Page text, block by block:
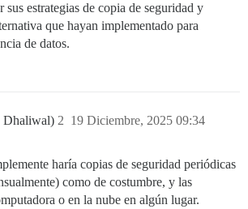
sus estrategias de copia de seguridad y
que hayan implementado para
de datos.
Dhaliwal) 19 Diciembre, 2025 09:34
2
haría copias de seguridad periódicas
como de costumbre, y las
o en la nube en algún lugar.